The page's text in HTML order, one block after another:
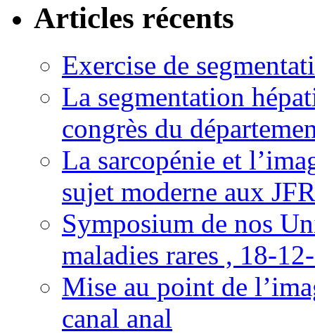
Articles récents
Exercise de
La segmentation
congrès du
La sarcopénie et
sujet moderne aux
Symposium de nos
maladies rares , 18-
Mise au point de
canal anal